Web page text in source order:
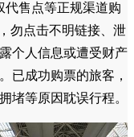
代售点等正规渠道购
勿点击不明链接、泄
个人信息或遭受财产
已成功购票的旅客，
堵等原因耽误行程。